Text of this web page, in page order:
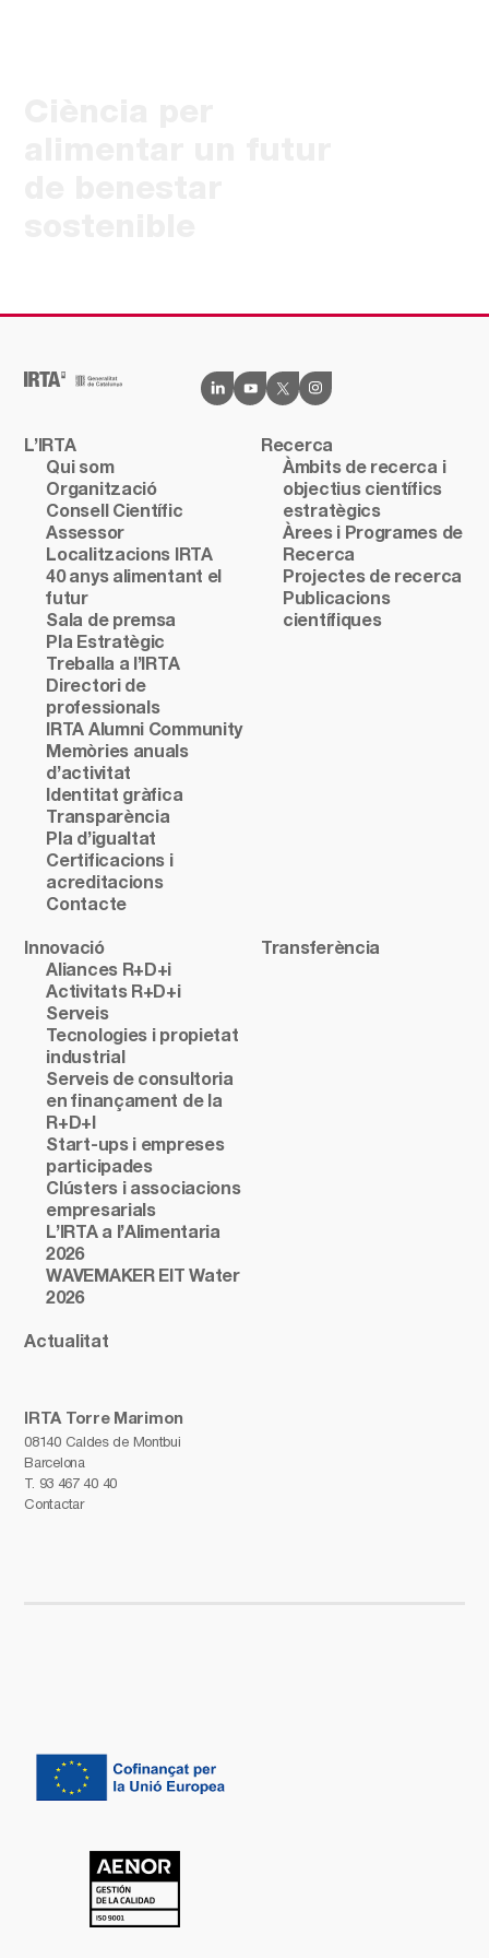
IRTA Torre Marimon
08140 Caldes de Montbui
Barcelona
T. 93 467 40 40
Contactar
L’IRTA
Qui som
Organització
Consell Científic
Assessor
Localitzacions IRTA
40 anys alimentant el
futur
Sala de premsa
Pla Estratègic
Treballa a l’IRTA
Directori de
professionals
IRTA Alumni Community
Memòries anuals
d’activitat
Identitat gràfica
Transparència
Pla d’igualtat
Certificacions i
acreditacions
Contacte
Recerca
Àmbits de recerca i
objectius científics
estratègics
Àrees i Programes de
Recerca
Projectes de recerca
Publicacions
científiques
Innovació
Aliances R+D+i
Activitats R+D+i
Serveis
Tecnologies i propietat
industrial
Serveis de consultoria
en finançament de la
R+D+I
Start-ups i empreses
participades
Clústers i associacions
empresarials
L’IRTA a l’Alimentaria
2026
WAVEMAKER EIT Water
2026
Transferència
Actualitat